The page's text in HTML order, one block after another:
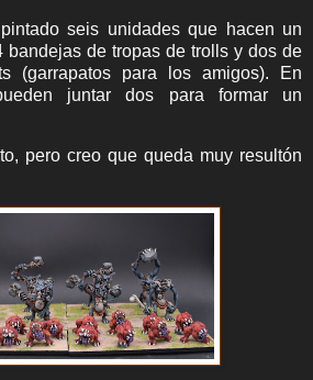
seis unidades que hacen un
bandejas de tropas de trolls y dos de
(garrapatos para los amigos). En
juntar dos para formar un
pero creo que queda muy resultón